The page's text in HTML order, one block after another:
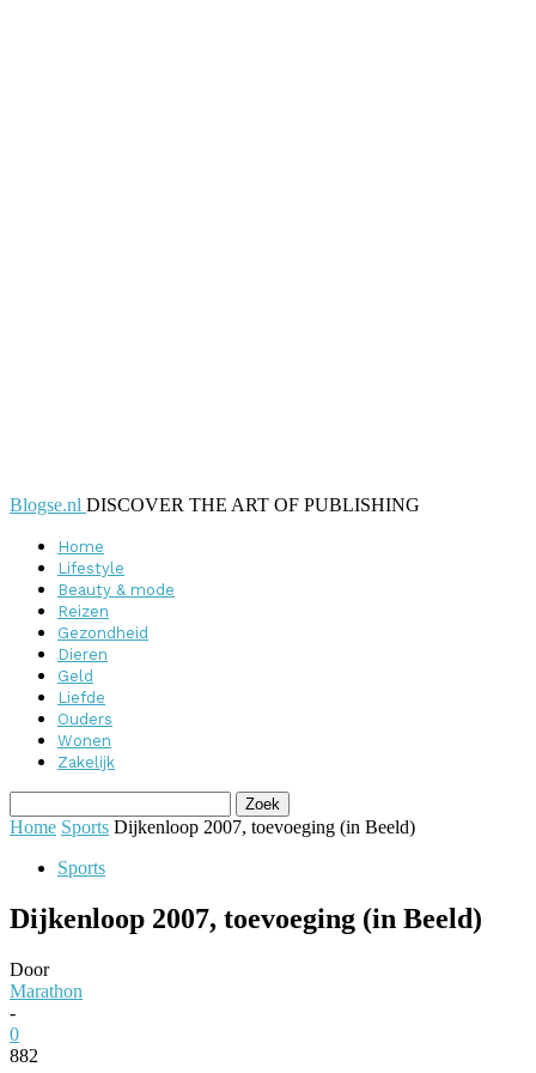
Blogse.nl DISCOVER THE ART OF PUBLISHING
Home
Lifestyle
Beauty & mode
Reizen
Gezondheid
Dieren
Geld
Liefde
Ouders
Wonen
Zakelijk
Home Sports Dijkenloop 2007, toevoeging (in Beeld)
Sports
Dijkenloop 2007, toevoeging (in Beeld)
Door
Marathon
-
0
882